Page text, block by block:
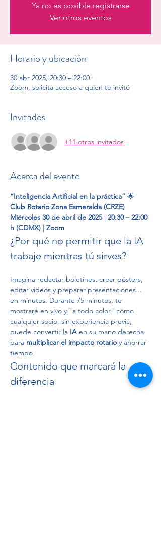
Ya no es posible registrarse
Ver otros eventos
Horario y ubicación
30 abr 2025, 20:30 – 22:00
Zoom, solicita acceso a quien te invitó
Invitados
+11 otros invitados
Acerca del evento
“Inteligencia Artificial en la práctica” 🌟
Club Rotario Zona Esmeralda (CRZE)
Miércoles 30 de abril de 2025 | 20:30 – 22:00
h (CDMX) | Zoom
¿Por qué no permitir que la IA
trabaje mientras tú sirves?
Imagina redactar boletines, crear pósters,
editar videos y preparar presentaciones...
en minutos. Durante 75 minutos, te
mostraré en vivo y "a todo color" cómo
cualquier socio, sin experiencia previa,
puede convertir la IA en su mano derecha
para multiplicar el impacto rotario y ahorrar
tiempo.
Contenido que marcará la
diferencia